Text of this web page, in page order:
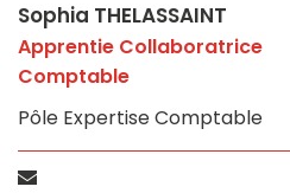
Sophia THELASSAINT
Apprentie Collaboratrice
Comptable
Pôle Expertise Comptable